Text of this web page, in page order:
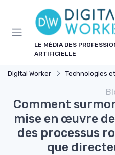
LE MÉDIA DES
ARTIFICIELLE
Digital Worker Technologies
Comment
mise en œuvre
des processus
que